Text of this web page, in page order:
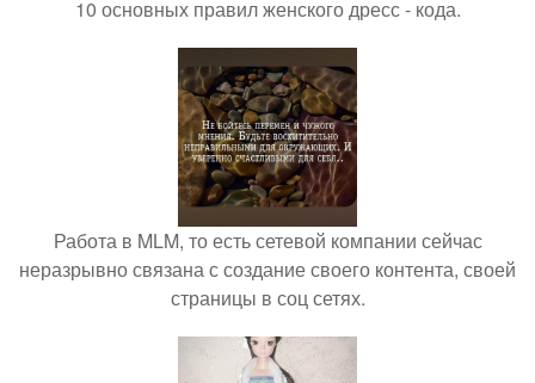
10 основных правил женского дресс - кода.
Работа в MLM, то есть сетевой компании сейчас
неразрывно связана с создание своего контента, своей
страницы в соц сетях.